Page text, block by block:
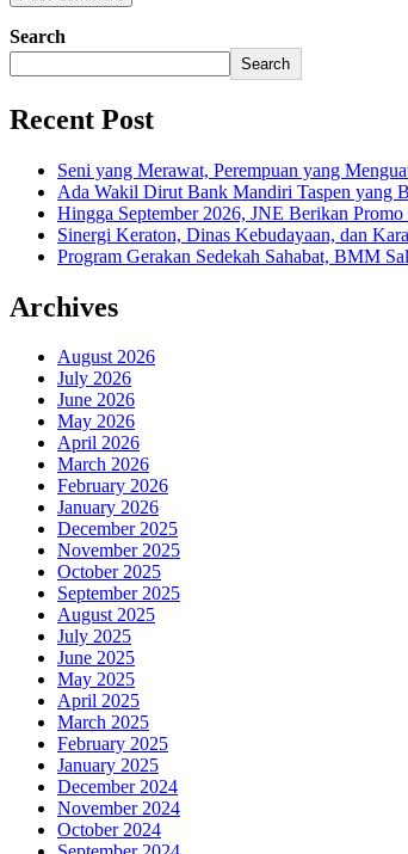
Search
Search
Recent Post
Seni yang Merawat, Perempuan yang
Ada Wakil Dirut Bank Mandiri Taspen yang
Hingga September 2026, JNE Berikan
Sinergi Keraton, Dinas Kebudayaan, dan
Program Gerakan Sedekah Sahabat, BMM
Archives
August 2026
July 2026
June 2026
May 2026
April 2026
March 2026
February 2026
January 2026
December 2025
November 2025
October 2025
September 2025
August 2025
July 2025
June 2025
May 2025
April 2025
March 2025
February 2025
January 2025
December 2024
November 2024
October 2024